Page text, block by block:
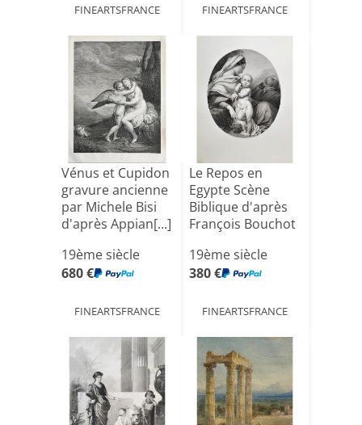
FINEARTSFRANCE FINEARTSFRANCE
Vénus et Cupidon
gravure ancienne
par Michele Bisi
d'après Appian[...]
19ème siècle
680 €
FINEARTSFRANCE
Le Repos en
Egypte Scène
Biblique d'après
François Bouchot
19ème siècle
380 €
FINEARTSFRANCE